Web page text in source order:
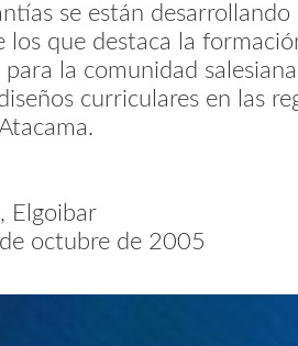
se están desarrollando
los que destaca la
para la comunidad
curriculares en las
Elgoibar
octubre de 2005